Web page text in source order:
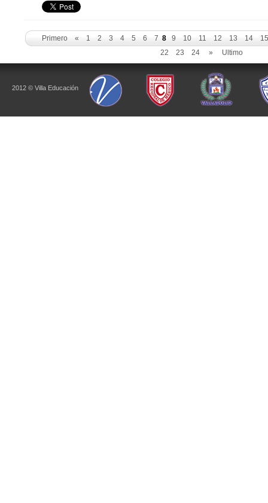
Primero « 1 2 3 4 5 6 7 8 9 10 11 12 13 14
15
22
23 24 » Ultimo
2012 © Villa Educación